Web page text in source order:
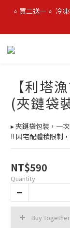
🚛 官網限時$𝟵𝟵𝟵
⭐️ 買二送一 ⭐️  冷
🔥 父
🚛 官網限時$𝟵𝟵𝟵
【利塔
(夾鏈袋
▸ 夾鏈袋包裝，一
‼️ 因宅配體積限制
NT$590
Quantity
Buy